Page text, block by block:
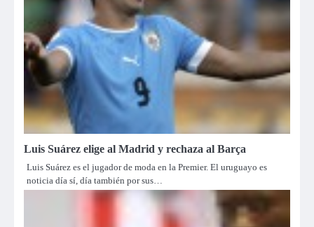
Luis Suárez elige al Madrid y rechaza al Barça
Luis Suárez es el jugador de moda en la Premier. El uruguayo es
noticia día sí, día también por sus…